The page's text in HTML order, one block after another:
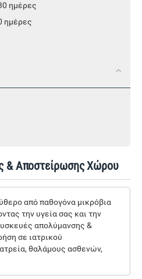
ημέρες
ημέρες
& Αποστείρωσης Χώρου
από παθογόνα μικρόβια
την υγεία σας και την
απολύμανσης &
σε ιατρικού
θαλάμους ασθενών,